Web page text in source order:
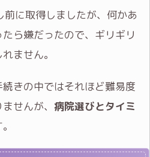
前に取得しましたが、何かあ
ら嫌だったので、ギリギリ
ません。
きの中ではそれほど難易度
せんが、 病院選びとタイミ